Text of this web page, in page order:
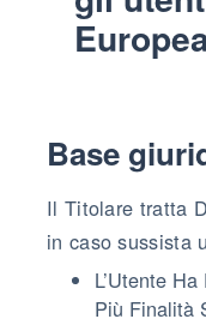
Base
Il Titolare tratta
in caso sussista
L’Utente
Più Finalità